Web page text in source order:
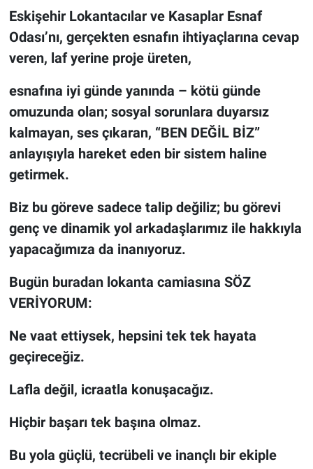
Eskişehir Lokantacılar ve Kasaplar Esnaf
Odası’nı, gerçekten esnafın ihtiyaçlarına cevap
veren, laf yerine proje üreten,
esnafına iyi günde yanında – kötü günde
omuzunda olan; sosyal sorunlara duyarsız
kalmayan, ses çıkaran, “BEN DEĞİL BİZ”
anlayışıyla hareket eden bir sistem haline
getirmek.
Biz bu göreve sadece talip değiliz; bu görevi
genç ve dinamik yol arkadaşlarımız ile hakkıyla
yapacağımıza da inanıyoruz.
Bugün buradan lokanta camiasına SÖZ
VERİYORUM:
Ne vaat ettiysek, hepsini tek tek hayata
geçireceğiz.
Lafla değil, icraatla konuşacağız.
Hiçbir başarı tek başına olmaz.
Bu yola güçlü, tecrübeli ve inançlı bir ekiple